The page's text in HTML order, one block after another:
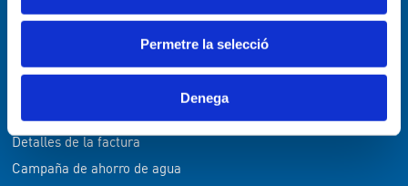
Permetre la selecció
Denega
Servicios de agua
Tarifas del servicio de agua
Detalles de la factura
Campaña de ahorro de agua